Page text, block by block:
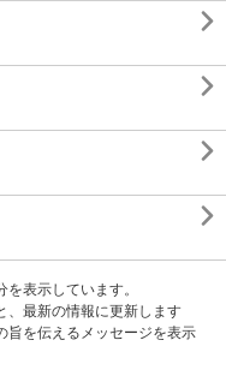




表示しています。
、最新の情報に更新します
旨を伝えるメッセージを表示